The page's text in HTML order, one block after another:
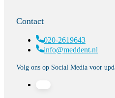
Contact
020-2619643
info@meddent.nl
Volg ons op Social Media voor